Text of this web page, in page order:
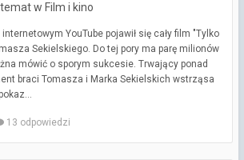
temat w Film i kino
YouTube pojawił się cały film "Tylko
Sekielskiego. Do tej pory ma parę milionów
mówić o sporym sukcesie. Trwający ponad
braci Tomasza i Marka Sekielskich wstrząsa
13 odpowiedzi